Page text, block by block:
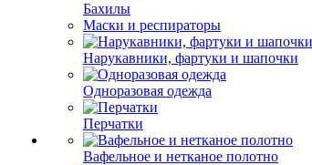
Бахилы
Маски и респираторы
Нарукавники, фартуки и шапочки
Одноразовая одежда
Перчатки
Вафельное и нетканое полотно